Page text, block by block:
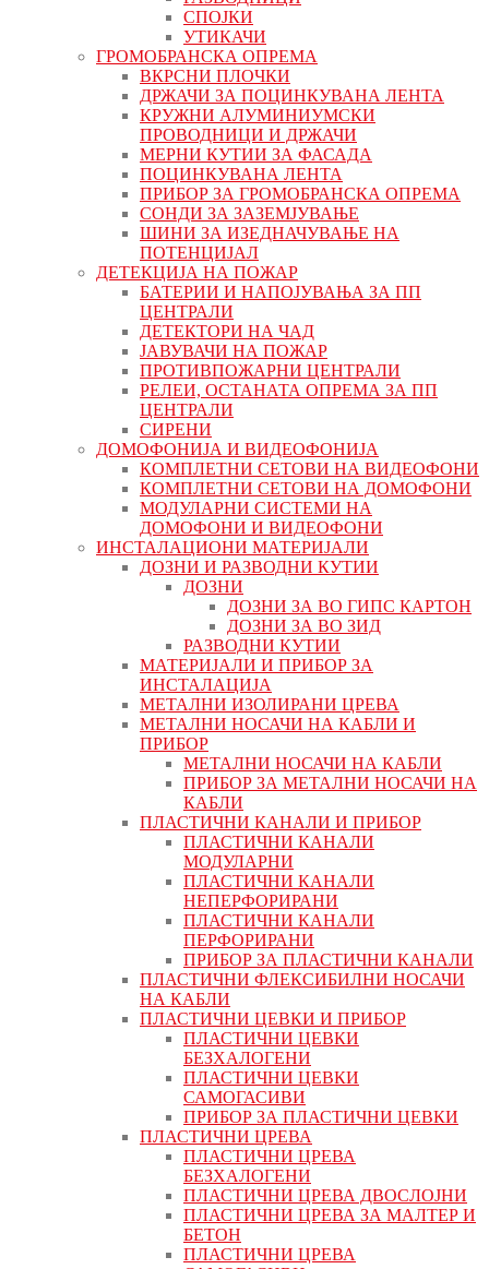
СПОЈКИ
УТИКАЧИ
ГРОМОБРАНСКА ОПРЕМА
ВКРСНИ ПЛОЧКИ
ДРЖАЧИ ЗА ПОЦИНКУВАНА ЛЕНТА
КРУЖНИ АЛУМИНИУМСКИ
ПРОВОДНИЦИ И ДРЖАЧИ
МЕРНИ КУТИИ ЗА ФАСАДА
ПОЦИНКУВАНА ЛЕНТА
ПРИБОР ЗА ГРОМОБРАНСКА ОПРЕМА
СОНДИ ЗА ЗАЗЕМЈУВАЊЕ
ШИНИ ЗА ИЗЕДНАЧУВАЊЕ НА
ПОТЕНЦИЈАЛ
ДЕТЕКЦИЈА НА ПОЖАР
БАТЕРИИ И НАПОЈУВАЊА ЗА ПП
ЦЕНТРАЛИ
ДЕТЕКТОРИ НА ЧАД
ЈАВУВАЧИ НА ПОЖАР
ПРОТИВПОЖАРНИ ЦЕНТРАЛИ
РЕЛЕИ, ОСТАНАТА ОПРЕМА ЗА ПП
ЦЕНТРАЛИ
СИРЕНИ
ДОМОФОНИЈА И ВИДЕОФОНИЈА
КОМПЛЕТНИ СЕТОВИ НА ВИДЕОФОНИ
КОМПЛЕТНИ СЕТОВИ НА ДОМОФОНИ
МОДУЛАРНИ СИСТЕМИ НА
ДОМОФОНИ И ВИДЕОФОНИ
ИНСТАЛАЦИОНИ МАТЕРИЈАЛИ
ДОЗНИ И РАЗВОДНИ КУТИИ
ДОЗНИ
ДОЗНИ ЗА ВО ГИПС КАРТОН
ДОЗНИ ЗА ВО ЗИД
РАЗВОДНИ КУТИИ
МАТЕРИЈАЛИ И ПРИБОР ЗА
ИНСТАЛАЦИЈА
МЕТАЛНИ ИЗОЛИРАНИ ЦРЕВА
МЕТАЛНИ НОСАЧИ НА КАБЛИ И
ПРИБОР
МЕТАЛНИ НОСАЧИ НА КАБЛИ
ПРИБОР ЗА МЕТАЛНИ НОСАЧИ НА
КАБЛИ
ПЛАСТИЧНИ КАНАЛИ И ПРИБОР
ПЛАСТИЧНИ КАНАЛИ
МОДУЛАРНИ
ПЛАСТИЧНИ КАНАЛИ
НЕПЕРФОРИРАНИ
ПЛАСТИЧНИ КАНАЛИ
ПЕРФОРИРАНИ
ПРИБОР ЗА ПЛАСТИЧНИ КАНАЛИ
ПЛАСТИЧНИ ФЛЕКСИБИЛНИ НОСАЧИ
НА КАБЛИ
ПЛАСТИЧНИ ЦЕВКИ И ПРИБОР
ПЛАСТИЧНИ ЦЕВКИ
БЕЗХАЛОГЕНИ
ПЛАСТИЧНИ ЦЕВКИ
САМОГАСИВИ
ПРИБОР ЗА ПЛАСТИЧНИ ЦЕВКИ
ПЛАСТИЧНИ ЦРЕВА
ПЛАСТИЧНИ ЦРЕВА
БЕЗХАЛОГЕНИ
ПЛАСТИЧНИ ЦРЕВА ДВОСЛОЈНИ
ПЛАСТИЧНИ ЦРЕВА ЗА МАЛТЕР И
БЕТОН
ПЛАСТИЧНИ ЦРЕВА